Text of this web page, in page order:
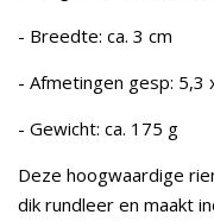
- Breedte: ca. 3 cm
- Afmetingen gesp: 5,3
- Gewicht: ca. 175 g
Deze hoogwaardige
dik rundleer en maakt